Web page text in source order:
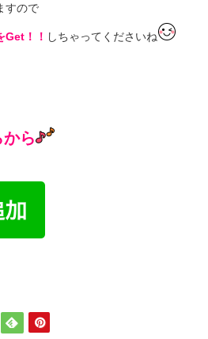
すので
Get！！ しちゃってくださいね
から